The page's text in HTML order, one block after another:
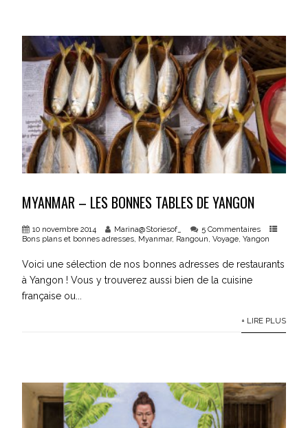
MYANMAR – LES BONNES TABLES DE YANGON
10 novembre 2014 Marina@Storiesof_
5 Commentaires
Bons plans et bonnes adresses, Myanmar, Rangoun,Voyage,Yangon
Voici une sélection de nos bonnes adresses de restaurants
à Yangon ! Vous y trouverez aussi bien de la cuisine
française ou...
+ LIRE PLUS